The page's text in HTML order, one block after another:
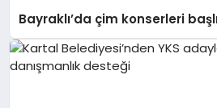
Bayraklı’da çim konserleri